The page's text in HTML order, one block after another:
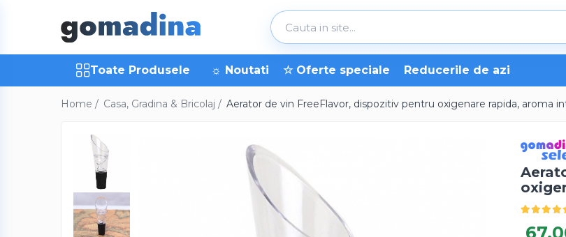
Toate Produsele
Gadgeturi smart
Portofele smart
Ingrijire personala
Aparate & Accesorii ingrijire
Articole Sanatate & Wellness
Cosmetice & Produse ingrijire
Toate Produsele ☼ Noutati ☆ Oferte speciale Reducerile de azi
Home / Casa, Gradina & Bricolaj / Aerator de vin FreeFlavor, dispozitiv pentru oxigenare rapida, aroma